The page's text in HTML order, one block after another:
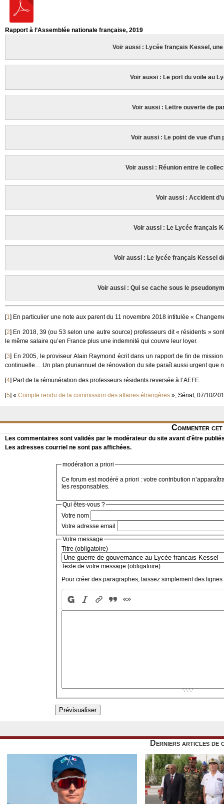
Rapport à l’Assemblée nationale française, 2019
Voir aussi : Lycée français Kessel,
Voir aussi : Le port du voile au
Voir aussi : Lettre ouverte de
Voir aussi : Le point de vue
Voir aussi : Réunion entre le
Voir aussi : Accident
Voir aussi : Le Lycée français
Voir aussi : Le lycée français Kessel
Voir aussi : Qui se cache sous le
[1] En particulier une note aux parent du 11 novembre 2018 intitulée «
[2] En 2018, 39 (ou 53 selon une autre source) professeurs dit « résidents »
le même salaire qu’en France plus une indemnité qui couvre leur loyer.
[3] En 2005, le proviseur Alain Raymond écrit dans un rapport de fin de
continuelle… Un plan pluriannuel de rénovation du site paraît aussi urgent que
[4] Part de la rémunération des professeurs résidents reversée à l’AEFE.
[5] « Compte rendu de la commission des affaires étrangères », Sénat, 07/10/
Commenter
Les commentaires sont validés par le modérateur du site avant d'être
Les adresses courriel ne sont pas affichées.
modération a priori
Ce forum est modéré a priori : votre contribution
les responsables.
Qui êtes-vous ?
Votre nom
Votre adresse email
Votre message
Titre (obligatoire)
Texte de votre message (obligatoire)
Pour créer des paragraphes, laissez simplement des lignes
Derniers articles de